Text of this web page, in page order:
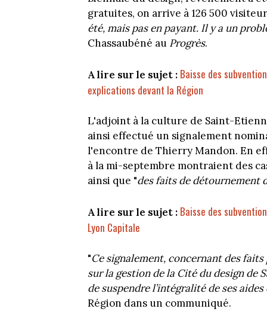
gratuites, on arrive à 126 500
été, mais pas en payant. Il y a un
Chassaubéné au Progrès.
A lire sur le sujet : Baisse des
explications devant la Région
L'adjoint à la culture de Saint-
ainsi effectué un signalement
l'encontre de Thierry Mandon. En
à la mi-septembre montraient des
ainsi que "des faits de détournement
A lire sur le sujet : Baisse des
Lyon Capitale
"Ce signalement, concernant des
sur la gestion de la Cité du design de
de suspendre l’intégralité de ses
Région dans un communiqué.